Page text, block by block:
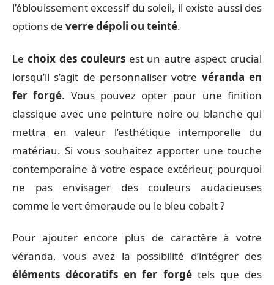
l’éblouissement excessif du soleil, il existe aussi des
options de verre dépoli ou teinté.
Le choix des couleursest un autre aspect crucial
lorsqu’il s’agit de personnaliser votre véranda en
fer forgé. Vous pouvez opter pour une finition
classique avec une peinture noire ou blanche qui
mettra en valeur l’esthétique intemporelle du
matériau. Si vous souhaitez apporter une touche
contemporaine à votre espace extérieur, pourquoi
ne pas envisager des couleurs audacieuses
comme le vert émeraude ou le bleu cobalt ?
Pour ajouter encore plus de caractère à votre
véranda, vous avez la possibilité d’intégrer des
éléments décoratifs en fer forgétels que des